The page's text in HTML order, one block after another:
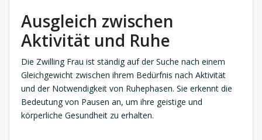
Ausgleich zwischen
Aktivität und Ruhe
Die Zwilling Frau ist ständig auf der Suche nach einem
Gleichgewicht zwischen ihrem Bedürfnis nach Aktivität
und der Notwendigkeit von Ruhephasen. Sie erkennt die
Bedeutung von Pausen an, um ihre geistige und
körperliche Gesundheit zu erhalten.